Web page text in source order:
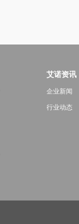
艾诺资讯
企业新闻
行业动态